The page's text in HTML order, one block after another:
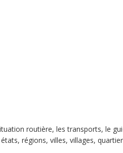
routière, les transports, le
régions, villes, villages,